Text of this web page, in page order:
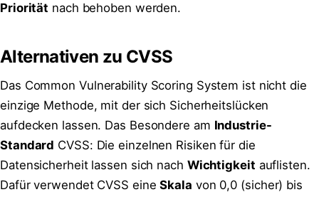
Priorität nach behoben werden.
Alternativen zu CVSS
Das Common Vulnerability Scoring System ist nicht die
einzige Methode, mit der sich Sicherheitslücken
aufdecken lassen. Das Besondere am Industrie-
Standard CVSS: Die einzelnen Risiken für die
Datensicherheit lassen sich nach Wichtigkeit auflisten.
Dafür verwendet CVSS eineSkala von 0,0 (sicher) bis